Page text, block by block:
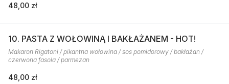
48,00 zł
10. PASTA Z WOŁOWINĄ I BAKŁAŻANEM - HOT!
Makaron Rigatoni / pikantna wołowina / sos pomidorowy / bakłażan /
czerwona fasola / parmezan
48,00 zł